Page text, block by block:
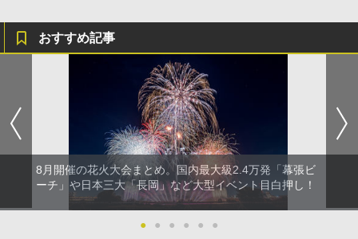
おすすめ記事
8月開催の花火大会まとめ。国内最大級2.4万発「幕張ビ
ーチ」や日本三大「長岡」など大型イベント目白押し！
● ● ● ● ● ●